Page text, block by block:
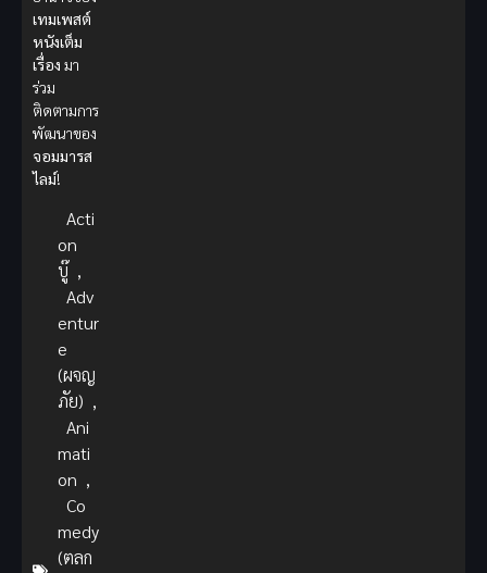
เทมเพสต์
หนังเต็ม
เรื่อง มา
ร่วม
ติดตามการ
พัฒนาของ
จอมมารส
ไลม์!
Acti
on
บู๊ ,
Adv
entur
e
(ผจญ
ภัย) ,
Ani
mati
on ,
Co
medy
(ตลก